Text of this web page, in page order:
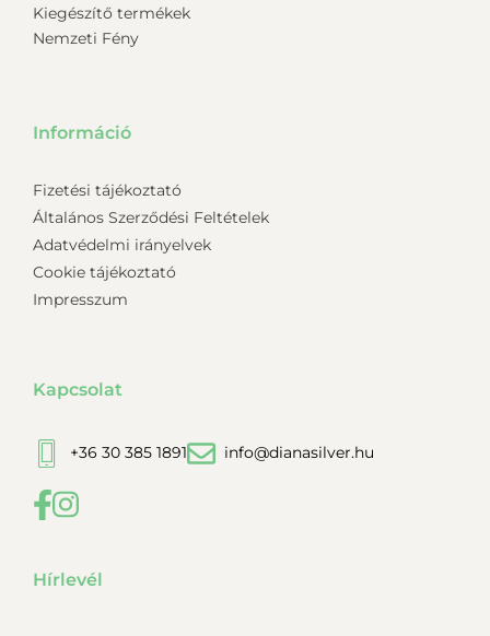
Kiegészítő termékek
Nemzeti Fény
Információ
Fizetési tájékoztató
Általános Szerződési Feltételek
Adatvédelmi irányelvek
Cookie tájékoztató
Impresszum
Kapcsolat
+36 30 385 1891 info@dianasilver.hu
Hírlevél